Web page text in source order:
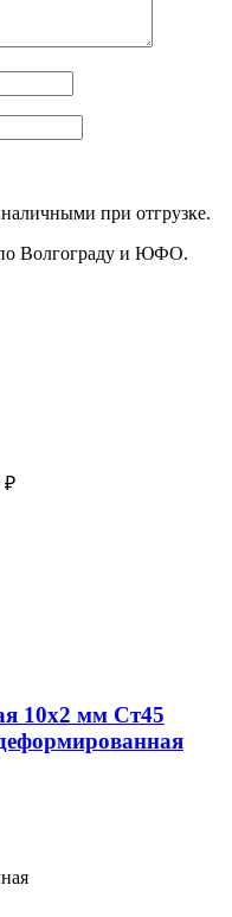
при отгрузке.
Волгограду и ЮФО.
₽
10х2 мм Ст45